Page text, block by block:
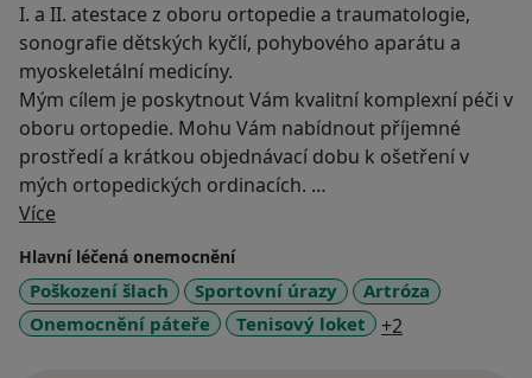
I. a II. atestace z oboru ortopedie a traumatologie,
sonografie dětských kyčlí, pohybového aparátu a
myoskeletální medicíny.
Mým cílem je poskytnout Vám kvalitní komplexní péči v
oboru ortopedie. Mohu Vám nabídnout příjemné
prostředí a krátkou objednávací dobu k ošetření v
mých ortopedických ordinacích.
Moderní vyšetřovací metody, vybavení a nejnovější
léčebné postupy, včetně léčby krevní plazmou.
Více
Hlavní léčená onemocnění
Poškození šlach Sportovní úrazy
Artróza
Onemocnění páteře
Tenisový loket +2